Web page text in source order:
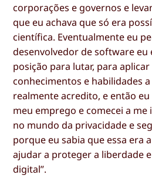
corporações e governos e
que eu achava que só era
científica. Eventualmente eu
desenvolvedor de software eu
posição para lutar, para
conhecimentos e habilidades
realmente acredito, e então
meu emprego e comecei a me
no mundo da privacidade e
porque eu sabia que essa era
ajudar a proteger a liberdade
digital”.